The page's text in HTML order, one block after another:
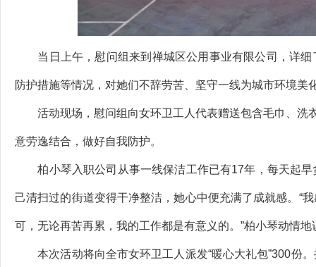
当日上午，慰问组来到禅城区公用事业有限公司，详细
防护措施等情况，对她们不辞劳苦、坚守一线为城市环境美
活动现场，慰问组向女环卫工人代表赠送包含毛巾、洗
意劳逸结合，做好自我防护。
柏小琴入职公司从事一线保洁工作已有17年，每天起早
己清扫过的街道变得干净整洁，她心中便充满了成就感。“
可，无论再苦再累，我的工作都是有意义的。”柏小琴动情地
本次活动将向全市女环卫工人派发“暖心大礼包”300份